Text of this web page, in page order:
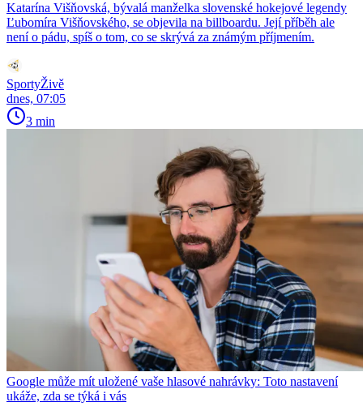
Katarína Višňovská, bývalá manželka slovenské hokejové legendy
Ľubomíra Višňovského, se objevila na billboardu. Její příběh ale
není o pádu, spíš o tom, co se skrývá za známým příjmením.
SportyŽivě
dnes, 07:05
3 min
Google může mít uložené vaše hlasové nahrávky: Toto nastavení
ukáže, zda se týká i vás